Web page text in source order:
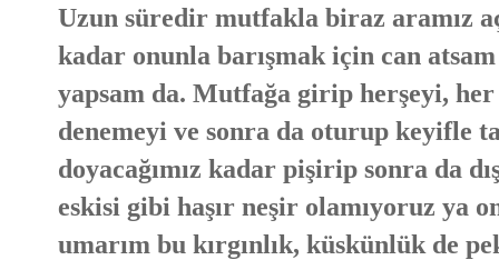
Uzun süredir mutfakla biraz aramız
kadar onunla barışmak için can
yapsam da. Mutfağa girip herşeyi,
denemeyi ve sonra da oturup keyifle
doyacağımız kadar pişirip sonra da
eskisi gibi haşır neşir olamıyoruz ya
umarım bu kırgınlık, küskünlük de